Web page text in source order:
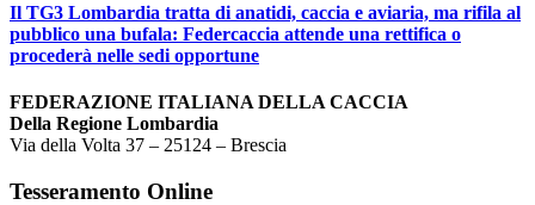
Il TG3 Lombardia tratta di anatidi, caccia e aviaria, ma rifila al
pubblico una bufala: Federcaccia attende una rettifica o
procederà nelle sedi opportune
FEDERAZIONE ITALIANA DELLA CACCIA
Della Regione Lombardia
Via della Volta 37 – 25124 – Brescia
Tesseramento Online